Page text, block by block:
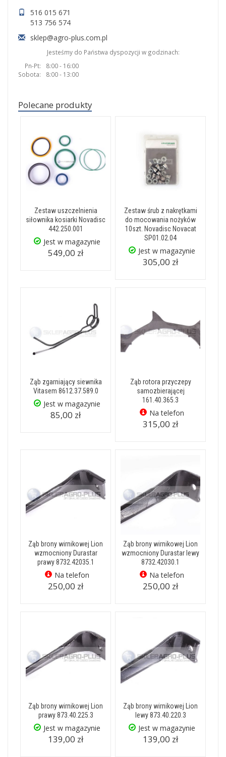
516 015 671
513 756 574
sklep@agro-plus.com.pl
Jesteśmy do Państwa dyspozycji w godzinach:
Pn-Pt:
Sobota:
8:00 - 16:00
8:00 - 13:00
Polecane produkty
Zestaw uszczelnienia
siłownika kosiarki Novadisc
442.250.001
Jest w magazynie
549,00 zł
Zestaw śrub z nakrętkami
do mocowania nożyków
10szt. Novadisc Novacat
SP01.02.04
Jest w magazynie
305,00 zł
Ząb zgarniający siewnika
Vitasem 8612.37.589.0
Jest w magazynie
85,00 zł
Ząb rotora przyczepy
samozbierającej
161.40.365.3
Na telefon
315,00 zł
Ząb brony wirnikowej Lion
wzmocniony Durastar
prawy 8732.42035.1
Na telefon
250,00 zł
Ząb brony wirnikowej Lion
wzmocniony Durastar lewy
8732.42030.1
Na telefon
250,00 zł
Ząb brony wirnikowej Lion
prawy 873.40.225.3
Jest w magazynie
139,00 zł
Ząb brony wirnikowej Lion
lewy 873.40.220.3
Jest w magazynie
139,00 zł